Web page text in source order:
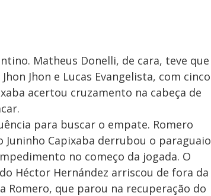
Matheus Donelli, de cara, teve que
Jhon e Lucas Evangelista, com cinco
acertou cruzamento na cabeça de
para buscar o empate. Romero
Capixaba derrubou o paraguaio
no começo da jogada. O
Héctor Hernández arriscou de fora da
Romero, que parou na recuperação do